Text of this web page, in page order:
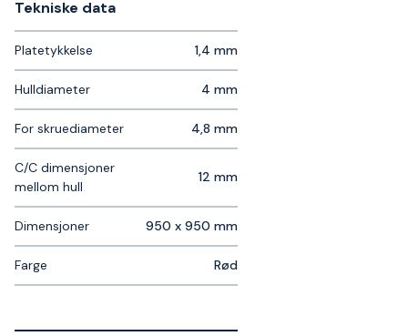
Tekniske data​
Platetykkelse 1,4 mm
Hulldiameter 4 mm
For skruediameter 4,8 mm
C/C dimensjoner
mellom hull
12 mm
Dimensjoner 950 x 950 mm
Farge Rød